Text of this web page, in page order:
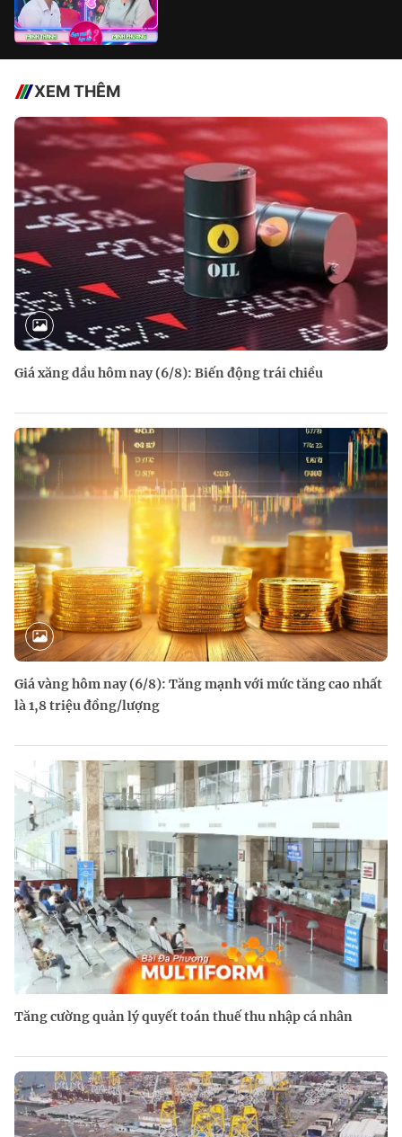
XEM THÊM
Giá xăng dầu hôm nay (6/8): Biến động trái chiều
Giá vàng hôm nay (6/8): Tăng mạnh với mức tăng cao nhất
là 1,8 triệu đồng/lượng
Tăng cường quản lý quyết toán thuế thu nhập cá nhân